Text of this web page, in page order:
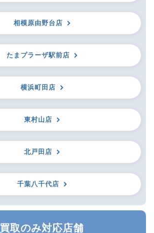
相模原由野台店
たまプラーザ駅前店
横浜町田店
東村山店
北戸田店
千葉八千代店
買取のみ対応店舗